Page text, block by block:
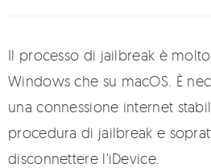
Il processo di jailbreak è
Windows che su macOS. È
una connessione internet
procedura di jailbreak e
disconnettere l'iDevice.